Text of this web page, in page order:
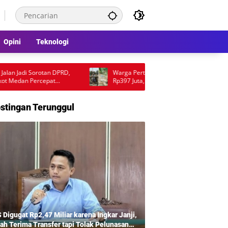
Opini Teknologi
DPRD,
Warga Pertanyakan Mutu Proyek Jembatan
Rp397 Juta, Penggunaan Pondasi Lama Picu
Desakan Audit Lapangan
Terunggul
Digugat Rp2,47 Miliar karena Ingkar Janji,
Terima Transfer tapi Tolak Pelunasan